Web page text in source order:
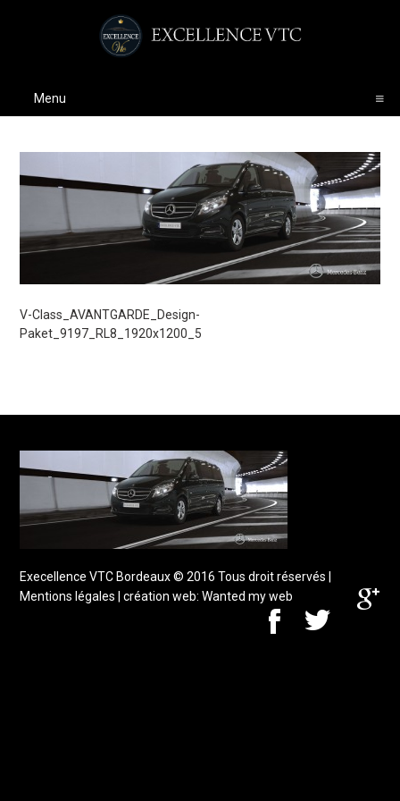
Menu
V-Class_AVANTGARDE_Design-
Paket_9197_RL8_1920x1200_5
Execellence VTC Bordeaux© 2016 Tous droit réservés |
Mentions légales | création web:Wanted my web